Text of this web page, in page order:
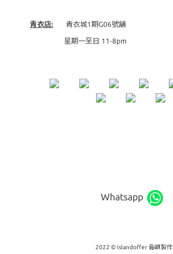
青衣店: 青衣城1期G06號舖
星期一至日 11-8pm
Whatsapp
2022 © Islandoffer 島嶼製作